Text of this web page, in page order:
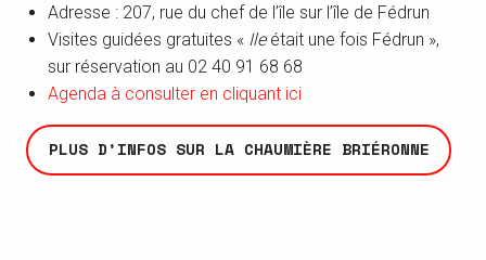
Adresse : 207, rue du chef de l’île sur l’île de Fédrun
Visites guidées gratuites « Ileétait une fois Fédrun »,
sur réservation au 02 40 91 68 68
Agenda à consulter en cliquant ici
PLUS D’INFOS SUR LA CHAUMIÈRE BRIÉRONNE